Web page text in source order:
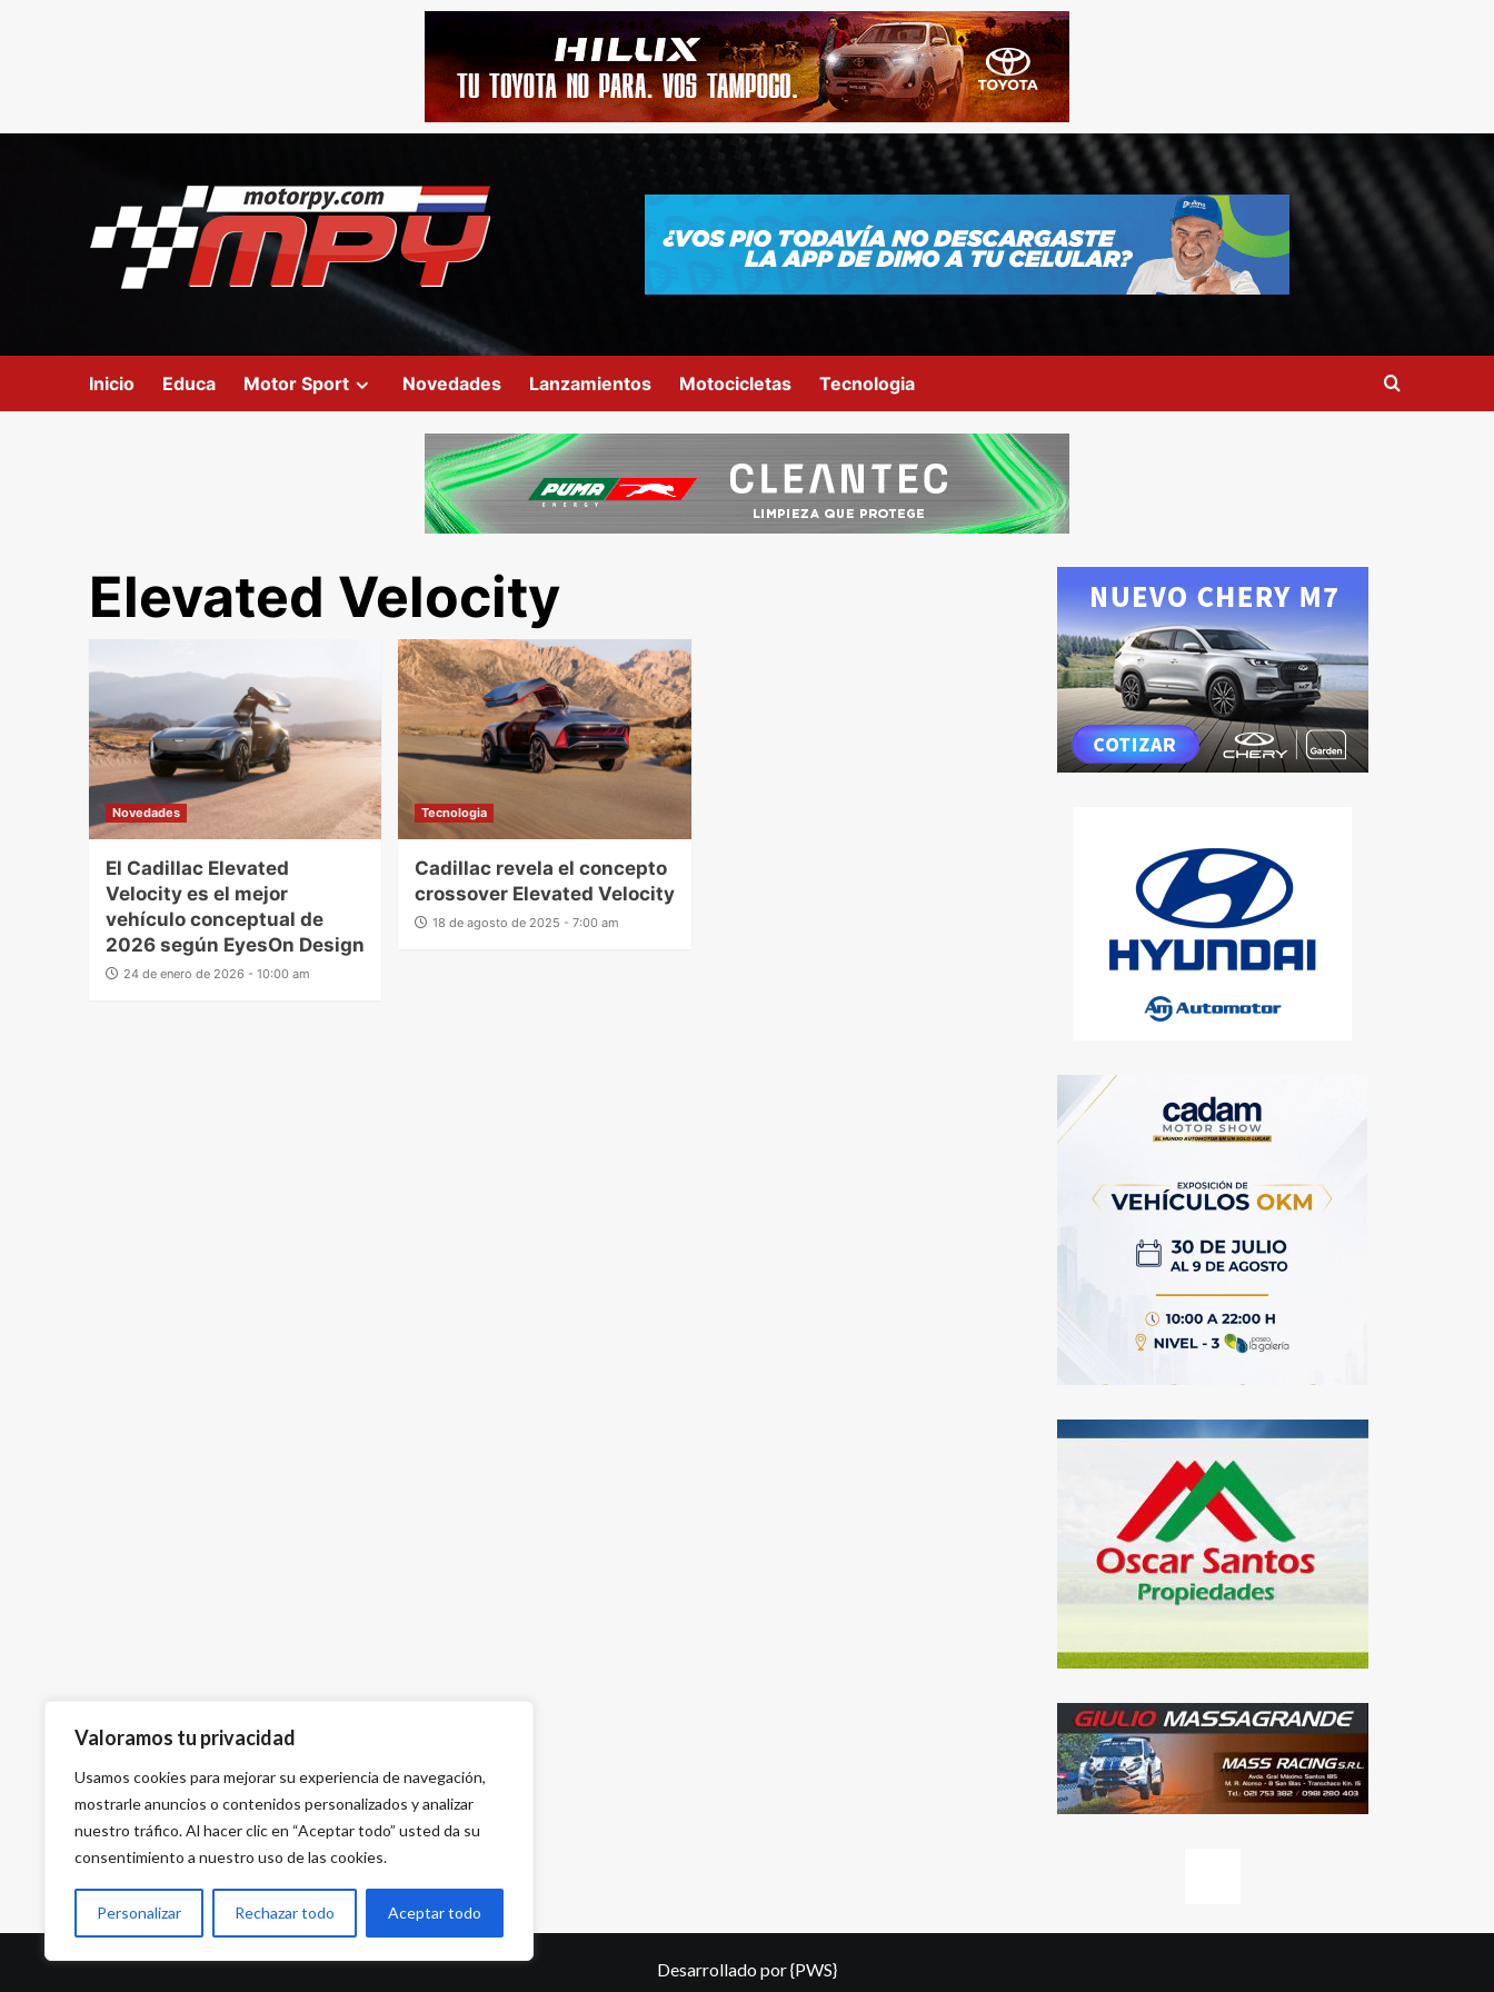
Valoramos tu privacidad
Usamos cookies para mejorar su experiencia de navegación,
mostrarle anuncios o contenidos personalizados y analizar
nuestro tráfico. Al hacer clic en “Aceptar todo” usted da su
consentimiento a nuestro uso de las cookies.
Personalizar Rechazar todo Aceptar todo
Inicio Educa Motor Sport Novedades Lanzamientos Motocicletas Tecnologia
Elevated Velocity
Novedades
El Cadillac Elevated
Velocity es el mejor
vehículo conceptual de
2026 según EyesOn Design
24 de enero de 2026 - 10:00 am
Tecnologia
Cadillac revela el concepto
crossover Elevated Velocity
18 de agosto de 2025 - 7:00 am
Desarrollado por{PWS}